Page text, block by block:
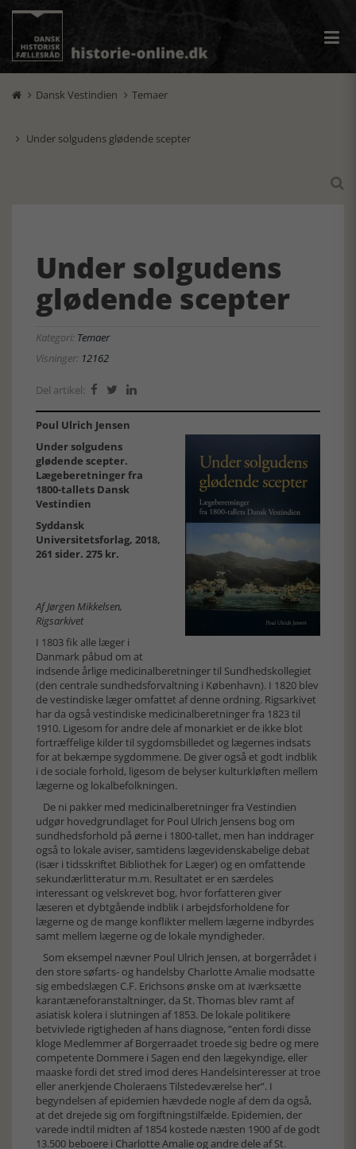
 Dansk Vestindien  Temaer
 Under solgudens glødende scepter

Under solgudens
glødende scepter
Kategori: Temaer
Visninger: 12162
Del artikel:   
Poul Ulrich Jensen
Under solgudens
glødende scepter.
Lægeberetninger fra
1800-tallets Dansk
Vestindien
Syddansk
Universitetsforlag, 2018,
261 sider. 275 kr.
Af Jørgen Mikkelsen,
Rigsarkivet
I 1803 fik alle læger i
Danmark påbud om at
indsende årlige medicinalberetninger til Sundhedskollegiet
(den centrale sundhedsforvaltning i København). I 1820 blev
de vestindiske læger omfattet af denne ordning. Rigsarkivet
har da også vestindiske medicinalberetninger fra 1823 til
1910. Ligesom for andre dele af monarkiet er de ikke blot
fortræffelige kilder til sygdomsbilledet og lægernes indsats
for at bekæmpe sygdommene. De giver også et godt indblik
i de sociale forhold, ligesom de belyser kulturkløften mellem
lægerne og lokalbefolkningen.
De ni pakker med medicinalberetninger fra Vestindien
udgør hovedgrundlaget for Poul Ulrich Jensens bog om
sundhedsforhold på øerne i 1800-tallet, men han inddrager
også to lokale aviser, samtidens lægevidenskabelige debat
(især i tidsskriftet Bibliothek for Læger) og en omfattende
sekundærlitteratur m.m. Resultatet er en særdeles
interessant og velskrevet bog, hvor forfatteren giver
læseren et dybtgående indblik i arbejdsforholdene for
lægerne og de mange konflikter mellem lægerne indbyrdes
samt mellem lægerne og de lokale myndigheder.
Som eksempel nævner Poul Ulrich Jensen, at borgerrådet i
den store søfarts- og handelsby Charlotte Amalie modsatte
sig embedslægen C.F. Erichsons ønske om at iværksætte
karantæneforanstaltninger, da St. Thomas blev ramt af
asiatisk kolera i slutningen af 1853. De lokale politikere
betvivlede rigtigheden af hans diagnose, ”enten fordi disse
kloge Medlemmer af Borgerraadet troede sig bedre og mere
competente Dommere i Sagen end den lægekyndige, eller
maaske fordi det stred imod deres Handelsinteresser at troe
eller anerkjende Choleraens Tilstedeværelse her”. I
begyndelsen af epidemien hævdede nogle af dem da også,
at det drejede sig om forgiftningstilfælde. Epidemien, der
varede indtil midten af 1854 kostede næsten 1900 af de godt
13.500 beboere i Charlotte Amalie og andre dele af St.